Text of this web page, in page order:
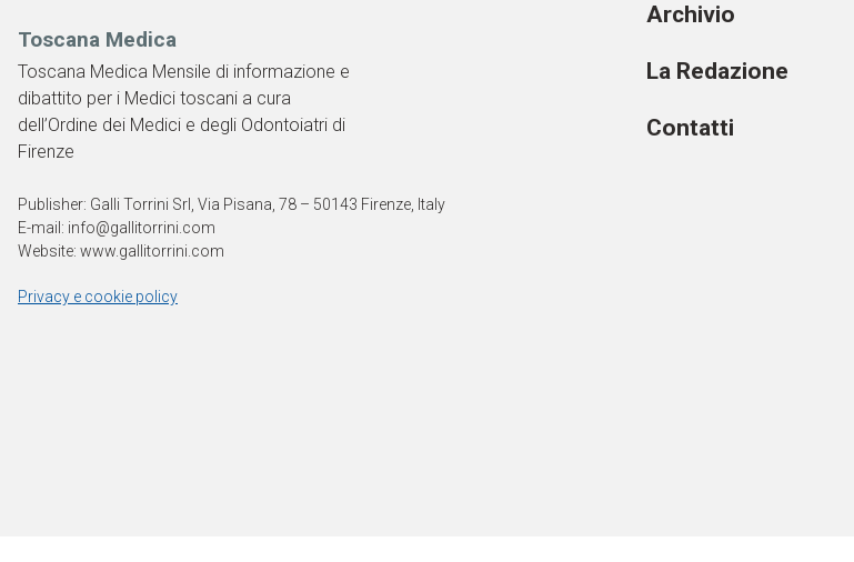
Toscana Medica
Toscana Medica Mensile di informazione e
dibattito per i Medici toscani a cura
dell’Ordine dei Medici e degli Odontoiatri di
Firenze
Publisher: Galli Torrini Srl, Via Pisana, 78 – 50143 Firenze, Italy
E-mail: info@gallitorrini.com
Website: www.gallitorrini.com
Privacy e cookie policy
Archivio
La Redazione
Contatti